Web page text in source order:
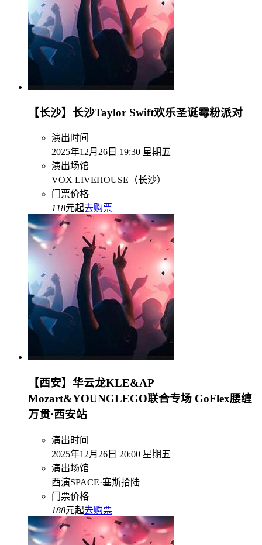
【长沙】长沙Taylor Swift欢乐圣诞霉粉派对
演出时间
2025年12月26日 19:30 星期五
演出场馆
VOX LIVEHOUSE（长沙）
门票价格
118元起去购票
【西安】华云龙KLE&AP
Mozart&YOUNGLEGO联合专场 GoFlex腰缠
万贯·西安站
演出时间
2025年12月26日 20:00 星期五
演出场馆
西演SPACE·塞斯拾陆
门票价格
188元起去购票